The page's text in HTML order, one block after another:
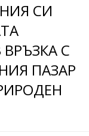
СИ
С
ПАЗАР